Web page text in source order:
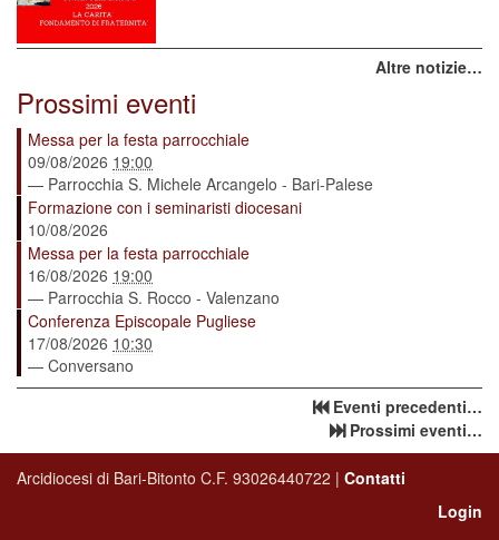
Altre notizie…
Prossimi eventi
Messa per la festa parrocchiale
09/08/2026 19:00
— Parrocchia S. Michele Arcangelo - Bari-Palese
Formazione con i seminaristi diocesani
10/08/2026
Messa per la festa parrocchiale
16/08/2026 19:00
— Parrocchia S. Rocco - Valenzano
Conferenza Episcopale Pugliese
17/08/2026 10:30
— Conversano
Eventi precedenti…
Prossimi eventi…
Arcidiocesi di Bari-Bitonto C.F. 93026440722 | Contatti
Login